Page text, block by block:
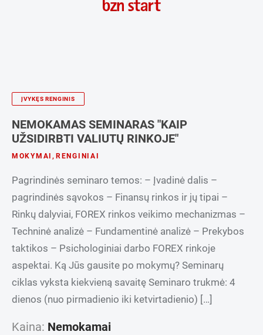
ĮVYKĘS RENGINIS
NEMOKAMAS SEMINARAS "KAIP
UŽSIDIRBTI VALIUTŲ RINKOJE"
MOKYMAI , RENGINIAI
Pagrindinės seminaro temos: – Įvadinė dalis –
pagrindinės sąvokos – Finansų rinkos ir jų tipai –
Rinkų dalyviai, FOREX rinkos veikimo mechanizmas –
Techninė analizė – Fundamentinė analizė – Prekybos
taktikos – Psichologiniai darbo FOREX rinkoje
aspektai. Ką Jūs gausite po mokymų? Seminarų
ciklas vyksta kiekvieną savaitę Seminaro trukmė: 4
dienos (nuo pirmadienio iki ketvirtadienio) […]
Kaina: Nemokamai